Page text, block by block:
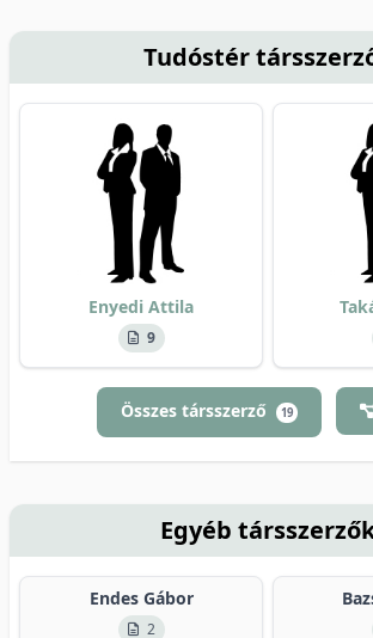
Tudóstér
Enyedi Attila
9
Összes társszerző 19
Egyéb
Endes Gábor
2